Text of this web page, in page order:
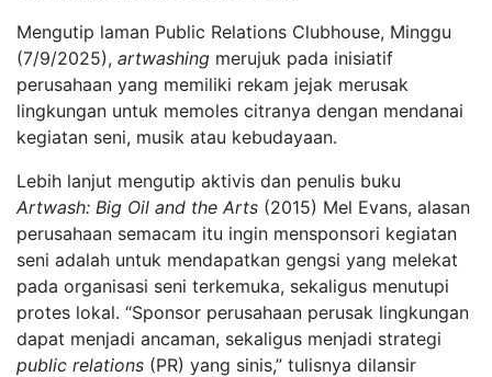
Mengutip laman Public Relations Clubhouse, Minggu
(7/9/2025), artwashing merujuk pada inisiatif
perusahaan yang memiliki rekam jejak merusak
lingkungan untuk memoles citranya dengan mendanai
kegiatan seni, musik atau kebudayaan.
Lebih lanjut mengutip aktivis dan penulis buku
Artwash: Big Oil and the Arts (2015) Mel Evans, alasan
perusahaan semacam itu ingin mensponsori kegiatan
seni adalah untuk mendapatkan gengsi yang melekat
pada organisasi seni terkemuka, sekaligus menutupi
protes lokal. “Sponsor perusahaan perusak lingkungan
dapat menjadi ancaman, sekaligus menjadi strategi
public relations (PR) yang sinis,” tulisnya dilansir